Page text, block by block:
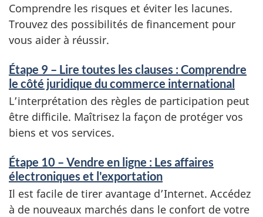
Comprendre les risques et éviter les lacunes.
Trouvez des possibilités de financement pour
vous aider à réussir.
Étape 9 – Lire toutes les clauses : Comprendre
le côté juridique du commerce international
L’interprétation des règles de participation peut
être difficile. Maîtrisez la façon de protéger vos
biens et vos services.
Étape 10 – Vendre en ligne : Les affaires
électroniques et l'exportation
Il est facile de tirer avantage d’Internet. Accédez
à de nouveaux marchés dans le confort de votre